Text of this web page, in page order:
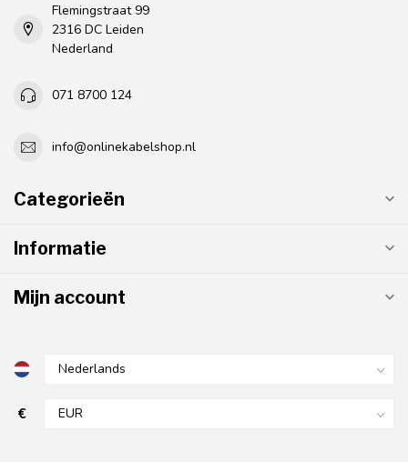
Flemingstraat 99
2316 DC Leiden
Nederland
071 8700 124
info@onlinekabelshop.nl
Categorieën
Informatie
Mijn account
€